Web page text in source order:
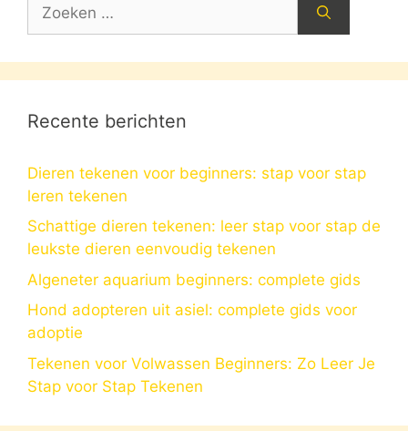
naar:
Recente berichten
Dieren tekenen voor beginners: stap voor stap
leren tekenen
Schattige dieren tekenen: leer stap voor stap de
leukste dieren eenvoudig tekenen
Algeneter aquarium beginners: complete gids
Hond adopteren uit asiel: complete gids voor
adoptie
Tekenen voor Volwassen Beginners: Zo Leer Je
Stap voor Stap Tekenen